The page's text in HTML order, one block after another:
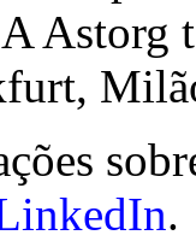
Astorg
.